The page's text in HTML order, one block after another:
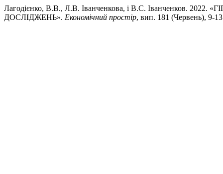
Лагодієнко, В.В., Л.В. Іванченкова, і В.С. Іванченков.
ДОСЛІДЖЕНЬ». Економічний простір, вип. 181 (Червень), 9-